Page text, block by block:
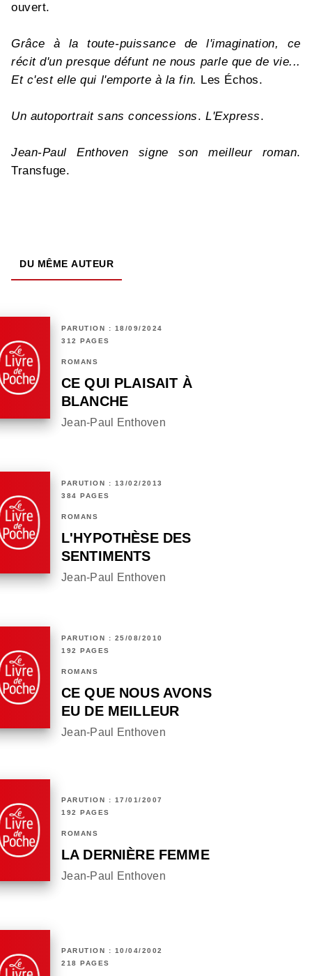
ouvert.
Grâce à la toute-puissance de l'imagination, ce
récit d'un presque défunt ne nous parle que de vie...
Et c'est elle qui l'emporte à la fin. Les Échos.
Un autoportrait sans concessions.L'Express.
Jean-Paul Enthoven signe son meilleur roman.
Transfuge.
DU MÊME AUTEUR
PARUTION : 18/09/2024
312 PAGES
ROMANS
CE QUI PLAISAIT À
BLANCHE
Jean-Paul Enthoven
PARUTION : 13/02/2013
384 PAGES
ROMANS
L'HYPOTHÈSE DES
SENTIMENTS
Jean-Paul Enthoven
PARUTION : 25/08/2010
192 PAGES
ROMANS
CE QUE NOUS AVONS
EU DE MEILLEUR
Jean-Paul Enthoven
PARUTION : 17/01/2007
192 PAGES
ROMANS
LA DERNIÈRE FEMME
Jean-Paul Enthoven
PARUTION : 10/04/2002
218 PAGES